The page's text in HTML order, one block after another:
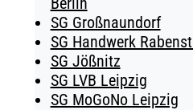
SG Großnaundorf
SG Handwerk
SG Jößnitz
SG LVB Leipzig
SG MoGoNo Leipzig